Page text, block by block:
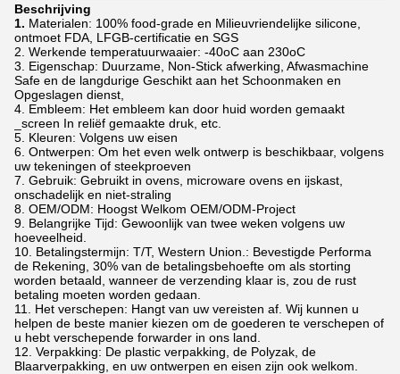
Beschrijving
1. Materialen: 100% food-grade en Milieuvriendelijke silicone,
ontmoet FDA, LFGB-certificatie en SGS
2. Werkende temperatuurwaaier: -40oC aan 230oC
3. Eigenschap: Duurzame, Non-Stick afwerking, Afwasmachine
Safe en de langdurige Geschikt aan het Schoonmaken en
Opgeslagen dienst,
4. Embleem: Het embleem kan door huid worden gemaakt
_screen In reliëf gemaakte druk, etc.
5. Kleuren: Volgens uw eisen
6. Ontwerpen: Om het even welk ontwerp is beschikbaar, volgens
uw tekeningen of steekproeven
7. Gebruik: Gebruikt in ovens, microware ovens en ijskast,
onschadelijk en niet-straling
8. OEM/ODM: Hoogst Welkom OEM/ODM-Project
9. Belangrijke Tijd: Gewoonlijk van twee weken volgens uw
hoeveelheid.
10. Betalingstermijn: T/T, Western Union.: Bevestigde Performa
de Rekening, 30% van de betalingsbehoefte om als storting
worden betaald, wanneer de verzending klaar is, zou de rust
betaling moeten worden gedaan.
11. Het verschepen: Hangt van uw vereisten af. Wij kunnen u
helpen de beste manier kiezen om de goederen te verschepen of
u hebt verschepende forwarder in ons land.
12. Verpakking: De plastic verpakking, de Polyzak, de
Blaarverpakking, en uw ontwerpen en eisen zijn ook welkom.